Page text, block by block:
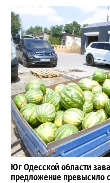
Юг Одесской области
предложение превысило